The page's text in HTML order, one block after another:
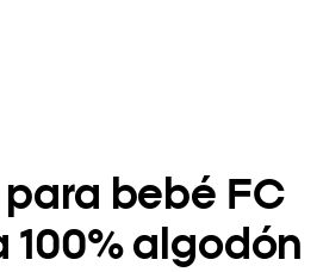
bebé FC
algodón